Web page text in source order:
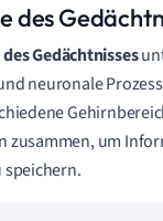
des
Gedächtnisses
neuronale
zusammen, um